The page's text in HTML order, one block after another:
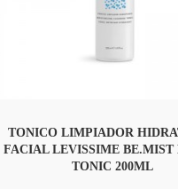
TONICO LIMPIADOR
FACIAL LEVISSIME BE.MIST
TONIC 200ML